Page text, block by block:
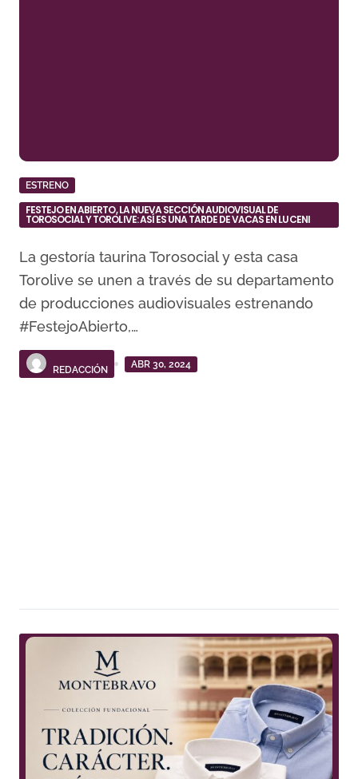
ESTRENO
FESTEJO EN ABIERTO, LA NUEVA SECCIÓN AUDIOVISUAL DE
TOROSOCIAL Y TOROLIVE: ASÍ ES UNA TARDE DE VACAS EN LUCENI
La gestoría taurina Torosocial y esta casa
Torolive se unen a través de su departamento
de producciones audiovisuales estrenando
#FestejoAbierto,…
REDACCIÓN
ABR 30, 2024